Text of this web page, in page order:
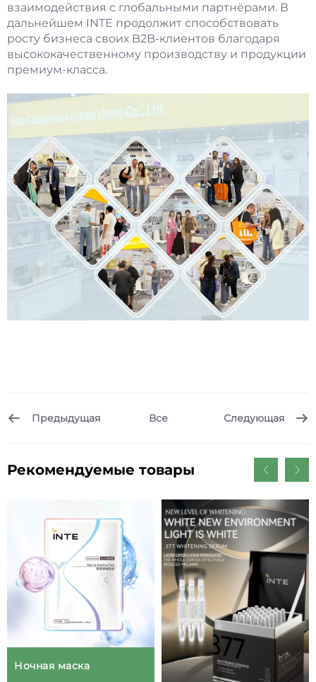
взаимодействия с глобальными партнёрами. В
дальнейшем INTE продолжит способствовать
росту бизнеса своих B2B-клиентов благодаря
высококачественному производству и продукции
премиум-класса.
Предыдущая Все Следующая
Рекомендуемые товары
Ночная маска